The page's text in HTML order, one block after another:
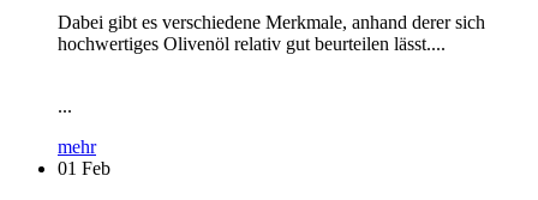
Dabei gibt es verschiedene Merkmale, anhand derer sich
hochwertiges Olivenöl relativ gut beurteilen lässt....
...
mehr
01 Feb